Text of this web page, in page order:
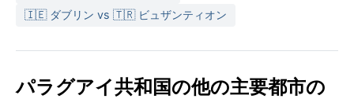
る。ただし、ハリケーンや竜巻のリスクはほとんどな
が必要だが、全体的に年間を通じて比較的安定した気
🇮🇪 ダブリン vs 🇹🇷 ビュザンティオン
パラグアイ共和国の他の主要都市の